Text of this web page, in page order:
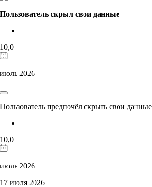
Пользователь скрыл свои данные
10,0
июль 2026
Пользователь предпочёл скрыть свои данные
10,0
июль 2026
17 июля 2026